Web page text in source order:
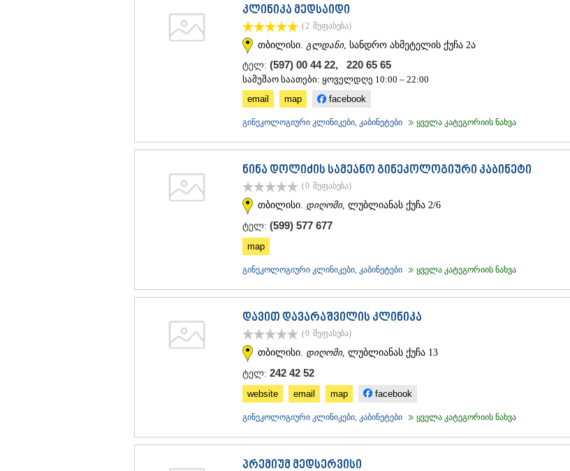
კლინიკა მედსაიდი
(2 შეფასება)
თბილისი. გლდანი, სანდრო ახმეტელის ქუჩა 2ა
ტელ: (597) 00 44 22, 220 65 65
სამუშაო საათები: ყოველდღე 10:00 – 22:00
email
map facebook
გინეკოლოგიური კლინიკები, კაბინეტები ყველა კატეგორიის ნახვა
ნინა დოლიძის სამეანო გინეკოლოგიური კაბინეტი
(0 შეფასება)
თბილისი. დიღომი, ლუბლიანას ქუჩა 2/6
ტელ: (599) 577 677
map
გინეკოლოგიური კლინიკები, კაბინეტები ყველა კატეგორიის ნახვა
დავით დავარაშვილის კლინიკა
(0 შეფასება)
თბილისი. დიღომი, ლუბლიანას ქუჩა 13
ტელ: 242 42 52
website email map facebook
გინეკოლოგიური კლინიკები, კაბინეტები ყველა კატეგორიის ნახვა
პრემიუმ მედსერვისი